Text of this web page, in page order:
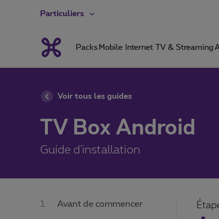
Particuliers
Packs Mobile Internet TV & Streaming
Voir tous les guides
TV Box Android
Guide d'installation
Avant de commencer